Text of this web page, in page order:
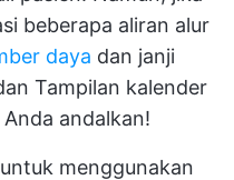
beberapa aliran alur
daya dan janji
Tampilan kalender
andalkan!
menggunakan